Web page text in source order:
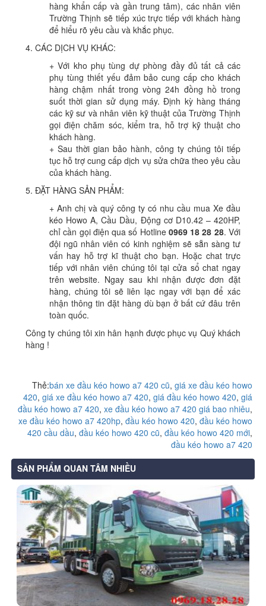
hàng khẩn cấp và gần trung tâm), các nhân viên
Trường Thịnh sẽ tiếp xúc trực tiếp với khách hàng
để hiểu rõ yêu cầu và khắc phục.
4. CÁC DỊCH VỤ KHÁC:
+ Với kho phụ tùng dự phòng đầy đủ tất cả các
phụ tùng thiết yếu đảm bảo cung cấp cho khách
hàng chậm nhất trong vòng 24h đồng hồ trong
suốt thời gian sử dụng máy. Định kỳ hàng tháng
các kỹ sư và nhân viên kỹ thuật của Trường Thịnh
gọi điện chăm sóc, kiểm tra, hỗ trợ kỹ thuật cho
khách hàng.
+ Sau thời gian bảo hành, công ty chúng tôi tiếp
tục hỗ trợ cung cấp dịch vụ sửa chữa theo yêu cầu
của khách hàng.
5. ĐẶT HÀNG SẢN PHẨM:
+ Anh chị và quý công ty có nhu cầu mua Xe đầu
kéo Howo A, Cầu Dầu, Động cơ D10.42 – 420HP,
chỉ cần gọi điện qua số Hotline 0969 18 28 28. Với
đội ngũ nhân viên có kinh nghiệm sẽ sẵn sàng tư
vấn hay hỗ trợ kĩ thuật cho bạn. Hoặc chat trực
tiếp với nhân viên chúng tôi tại cửa sổ chat ngay
trên website. Ngay sau khi nhận được đơn đặt
hàng, chúng tôi sẽ liên lạc ngay với bạn để xác
nhận thông tin đặt hàng dù bạn ở bất cứ đâu trên
toàn quốc.
Công ty chúng tôi xin hân hạnh được phục vụ Quý khách
hàng !
Thẻ:bán xe đầu kéo howo a7 420 cũ, giá xe đầu kéo howo
420, giá xe đầu kéo howo a7 420, giá đầu kéo howo 420, giá
đầu kéo howo a7 420, xe đầu kéo howo a7 420 giá bao nhiêu,
xe đầu kéo howo a7 420hp, đầu kéo howo 420, đầu kéo howo
420 cầu dầu, đầu kéo howo 420 cũ, đầu kéo howo 420 mới,
đầu kéo howo a7 420
SẢN PHẨM QUAN TÂM NHIỀU